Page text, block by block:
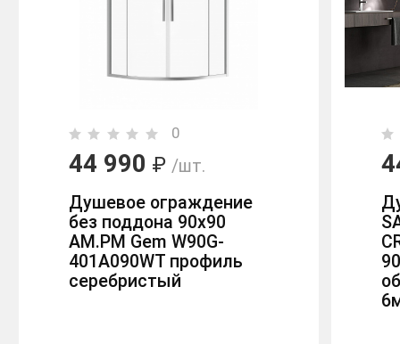
0
44 990 ₽ /шт.
Душевое ограждение
без поддона 90x90
AM.PM Gem W90G-
401A090WT профиль
серебристый